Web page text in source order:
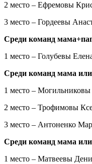
2 место – Ефремовы
3 место – Гордеевы
Среди команд
1 место – Голубевы
Среди команд мама или
1 место –
2 место – Трофимовы
3 место – Антоненко
Среди команд мама или
1 место – Матвеевы